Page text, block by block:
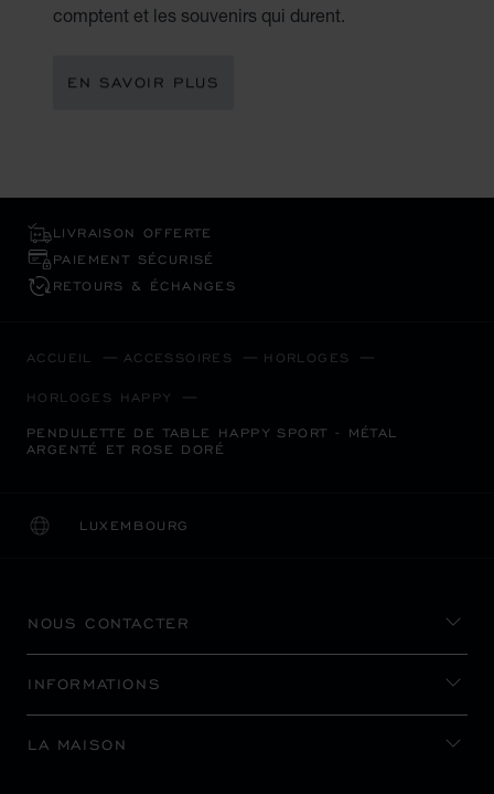
comptent et les souvenirs qui durent.
EN SAVOIR PLUS
LIVRAISON OFFERTE
PAIEMENT SÉCURISÉ
RETOURS & ÉCHANGES
ACCUEIL ACCESSOIRES HORLOGES
HORLOGES HAPPY
PENDULETTE DE TABLE HAPPY SPORT - MÉTAL
ARGENTÉ ET ROSE DORÉ
LUXEMBOURG
LOCALISATION (CHANGER DE PAYS)
CHANGER DE PAYS
NOUS CONTACTER
INFORMATIONS
LA MAISON